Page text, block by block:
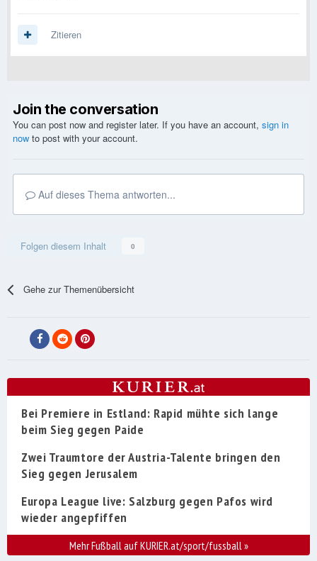
Zitieren
Join the conversation
You can post now and register later. If you have an account, sign in
now to post with your account.
Auf dieses Thema antworten...
Folgen diesem Inhalt 0
Gehe zur Themenübersicht
Bei Premiere in Estland: Rapid mühte sich lange
beim Sieg gegen Paide
Zwei Traumtore der Austria-Talente bringen den
Sieg gegen Jerusalem
Europa League live: Salzburg gegen Pafos wird
wieder angepfiffen
Mehr Fußball auf KURIER.at/sport/fussball»